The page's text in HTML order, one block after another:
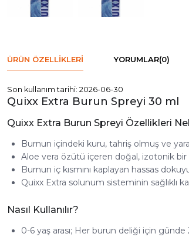
ÜRÜN ÖZELLIKLERI YORUMLAR(0)
Son kullanım tarihi: 2026-06-30
Quixx Extra Burun Spreyi 30 ml
Quixx Extra Burun Spreyi Özellikleri
Burnun içindeki kuru, tahriş olmuş ve
Aloe vera özütü içeren doğal, izotonik
Burnun iç kısmını kaplayan hassas
Quixx Extra solunum sisteminin sağlıklı
Nasıl Kullanılır?
0-6 yaş arası; Her burun deliği için